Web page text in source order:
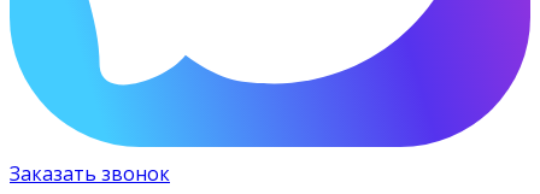
Заказать звонок